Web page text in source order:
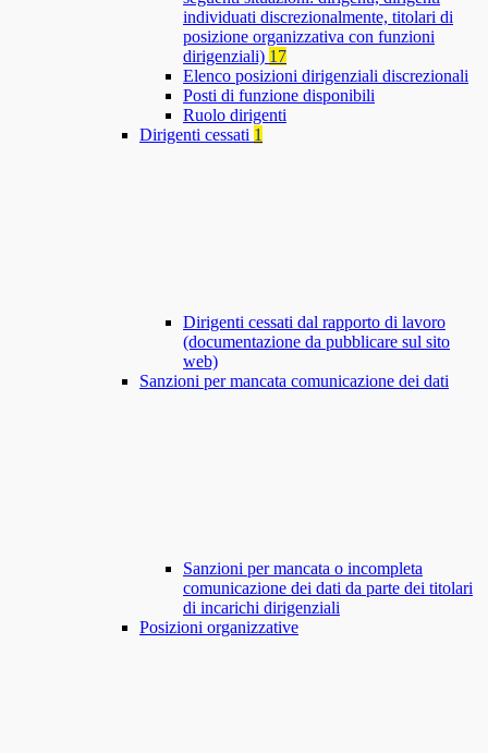
individuati discrezionalmente, titolari di
posizione organizzativa con funzioni
dirigenziali) 17
Elenco posizioni dirigenziali discrezionali
Posti di funzione disponibili
Ruolo dirigenti
Dirigenti cessati 1
Dirigenti cessati dal rapporto di lavoro
(documentazione da pubblicare sul sito
web)
Sanzioni per mancata comunicazione dei dati
Sanzioni per mancata o incompleta
comunicazione dei dati da parte dei titolari
di incarichi dirigenziali
Posizioni organizzative